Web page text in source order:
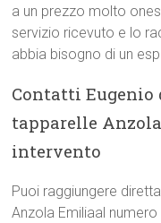
a un prezzo molto
servizio ricevuto e lo
abbia bisogno di un
Contatti Eugenio
tapparelle
intervento
Puoi raggiungere
Anzola Emiliaal numero